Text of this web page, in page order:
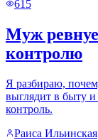
615
Муж
контролю
Я разбираю,
выглядит в быту и
контроль.
Раиса Ильинская